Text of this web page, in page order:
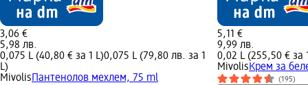
3,06 €
5,98 лв.
0,075 L (40,80 € за 1 L)0,075 L (79,80 лв. за 1
L)
Mivolis Пантенолов мехлем, 75 ml
5,11 €
9,99 лв.
0,02 L (255,50 € за
MivolisКрем за
(195)